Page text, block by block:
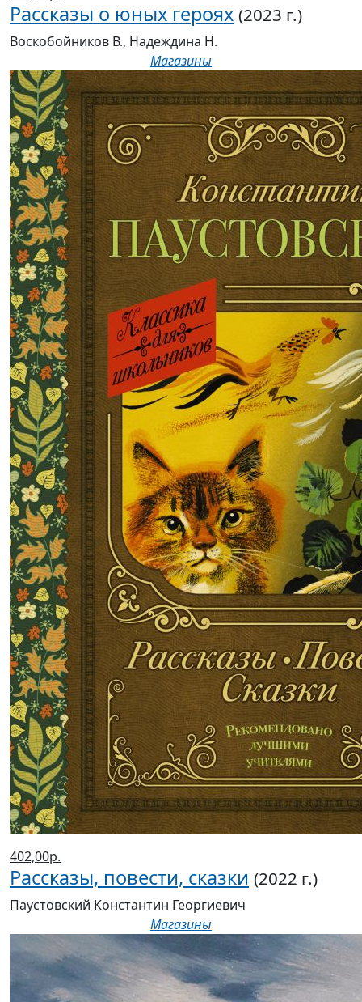
Рассказы о юных героях (2023 г.)
Воскобойников В., Надеждина Н.
Магазины
402,00р.
Рассказы, повести, сказки (2022 г.)
Паустовский Константин Георгиевич
Магазины